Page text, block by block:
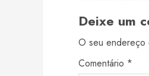
Deixe um
O seu endereço
Comentário *